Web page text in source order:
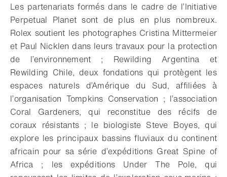
Les partenariats formés dans le cadre de l’Initiative
Perpetual Planet sont de plus en plus nombreux.
Rolex soutient les photographes Cristina Mittermeier
et Paul Nicklen dans leurs travaux pour la protection
de l’environnement ; Rewilding Argentina et
Rewilding Chile, deux fondations qui protègent les
espaces naturels d’Amérique du Sud, affiliées à
l’organisation Tompkins Conservation ; l’association
Coral Gardeners, qui reconstitue des récifs de
coraux résistants ; le biologiste Steve Boyes, qui
explore les principaux bassins fluviaux du continent
africain pour sa série d’expéditions Great Spine of
Africa ; les expéditions Under The Pole, qui